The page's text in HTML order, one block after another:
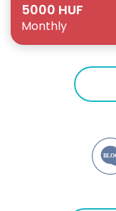
5000 HUF
Monthly